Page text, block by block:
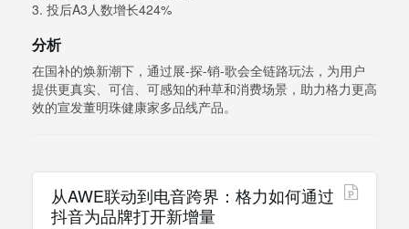
3. 投后A3人数增长424%
分析
在国补的焕新潮下，通过展-探-销-歌会全链路玩法，为用户
提供更真实、可信、可感知的种草和消费场景，助力格力更高
效的宣发董明珠健康家多品线产品。
从AWE联动到电音跨界：格力如何通过
抖音为品牌打开新增量